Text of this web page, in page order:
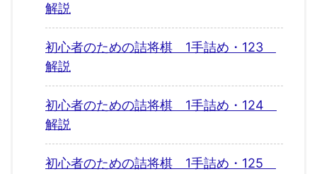
解説
初心者のための詰将棋 1手詰め・123
解説
初心者のための詰将棋 1手詰め・124
解説
初心者のための詰将棋 1手詰め・125